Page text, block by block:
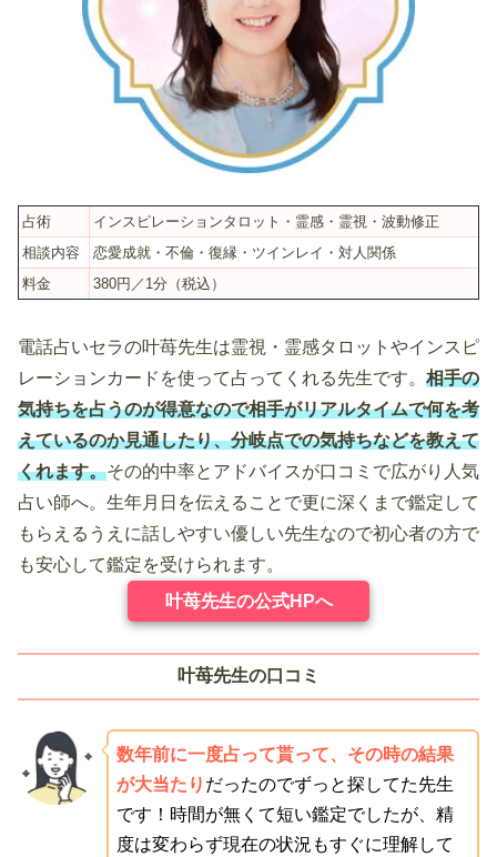
占術
インスピレーションタロット・霊感・霊視・波動修正
相談内容
恋愛成就・不倫・復縁・ツインレイ・対人関係
料金
380円／1分（税込）
電話占いセラの叶苺先生は霊視・霊感タロットやインスピ
レーションカードを使って占ってくれる先生です。 相手の
気持ちを占うのが得意なので相手がリアルタイムで何を考
えているのか見通したり、分岐点での気持ちなどを教えて
くれます。その的中率とアドバイスが口コミで広がり人気
占い師へ。生年月日を伝えることで更に深くまで鑑定して
もらえるうえに話しやすい優しい先生なので初心者の方で
も安心して鑑定を受けられます。
叶苺先生の公式HPへ
叶苺先生の口コミ
数年前に一度占って貰って、その時の結果
が大当たり だったのでずっと探してた先生
です！時間が無くて短い鑑定でしたが、精
度は変わらず現在の状況もすぐに理解して